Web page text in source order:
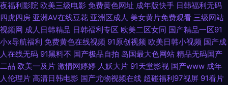
夜福利影院 欧美三级电影 免费黄色网址 成年版快手 日韩福利无码
四虎四房 亚洲AV在线豆花 亚洲区成人 美女黄片免费观看 三级网站
视频网 成人日韩精品 日韩福利专区 欧美二区女同 国产精品一区91
小x导航福利 免费黄色在线视频 91原创视频 欧美日韩小视频 国产成
人在线无码 91黑料不 国产极品自拍 岛国最大色网站 精品无码国产
二品 欧美一及片 激情网婷婷 人妖大片 91天堂影视 国产www 成年
人伦理片 高清日韩电影 国产尤物视频在线 超碰福利97视屏 91看片